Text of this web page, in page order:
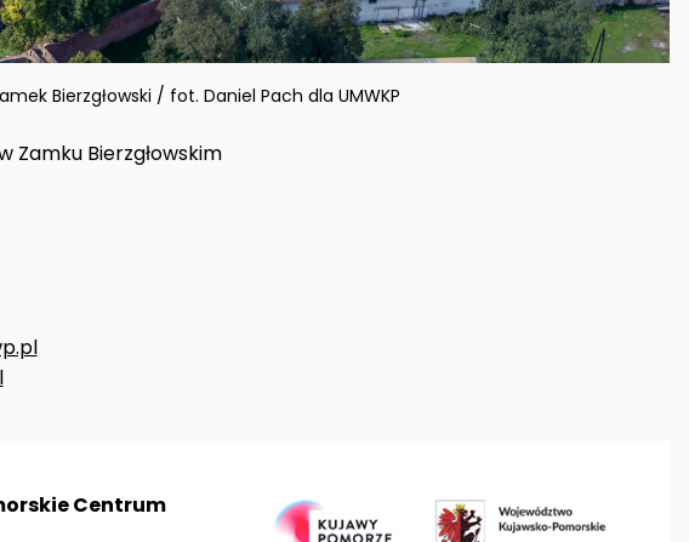
Bierzgłowski / fot. Daniel Pach dla UMWKP
Zamku Bierzgłowskim
Centrum